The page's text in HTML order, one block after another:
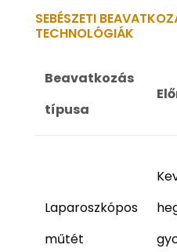
SEBÉSZETI
TECHNOLÓGIÁK
Beavatkozás
típusa
Laparoszkópos
műtét